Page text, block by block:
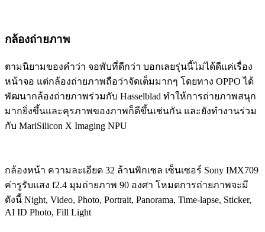
กล้องถ่ายภาพ
ตามนิยามของคำว่า จอพับที่ดีกว่า บอกเลยรุ่นนี้ไม่ได้ดีแค่เรื่อง
หน้าจอ แต่กล้องถ่ายภาพถือว่าจัดเต็มมากๆ โดยทาง OPPO ได้
พัฒนากล้องถ่ายภาพร่วมกับ Hasselblad ทำให้การถ่ายภาพสนุก
มากยิ่งขึ้นและคุรภาพของภาพก็ดีขึ้นเช่นกัน และยังทำงานร่วม
กับ MariSilicon X Imaging NPU
กล้องหน้า ความละเอียด 32 ล้านพิกเซล เซ็นเซอร์ Sony IMX709
ค่ารูรับแสง f2.4 มุมถ่ายภาพ 90 องศา โหมดการถ่ายภาพจะมี
ดังนี้ Night, Video, Photo, Portrait, Panorama, Time-lapse, Sticker,
AI ID Photo, Fill Light